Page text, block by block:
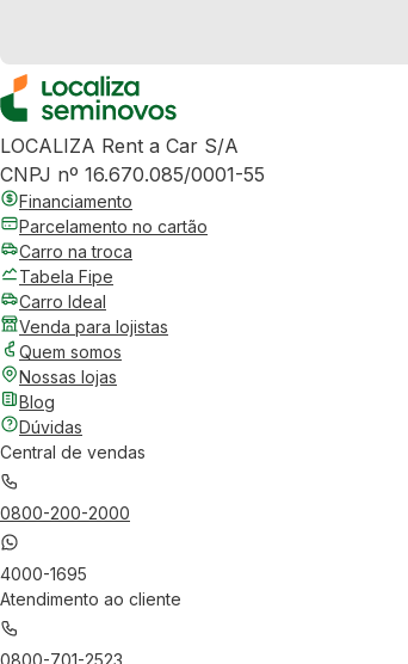
LOCALIZA Rent a Car S/A
CNPJ nº 16.670.085/0001-55
Financiamento
Parcelamento no cartão
Carro na troca
Tabela Fipe
Carro Ideal
Venda para lojistas
Quem somos
Nossas lojas
Blog
Dúvidas
Central de vendas
0800-200-2000
4000-1695
Atendimento ao cliente
0800-701-2523